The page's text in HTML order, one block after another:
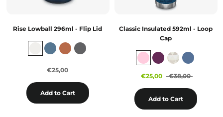
Rise Lowball 296ml - Flip Lid
€25,00
Add to Cart
Classic Insulated 592ml - Loop
Cap
€25,00 €38,00
Add to Cart